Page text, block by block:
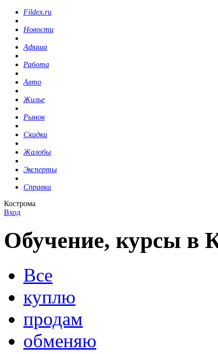
Fildex.ru
Новости
Афиша
Работа
Авто
Жилье
Рынок
Скидки
Жалобы
Эксперты
Справки
Кострома
Вход
Обучение, курсы в
Все
куплю
продам
обменяю